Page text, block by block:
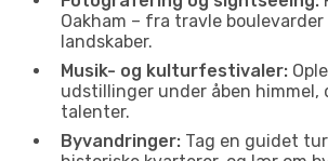
Oakham – fra travle
landskaber.
Musik- og kulturfestivaler:
udstillinger under åben himmel,
talenter.
Byvandringer: Tag en guidet